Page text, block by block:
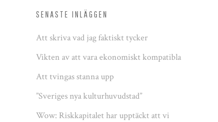
SENASTE INLÄGGEN
Att skriva vad jag faktiskt tycker
Vikten av att vara ekonomiskt kompatibla
Att tvingas stanna upp
”Sveriges nya kulturhuvudstad”
Wow: Riskkapitalet har upptäckt att vi